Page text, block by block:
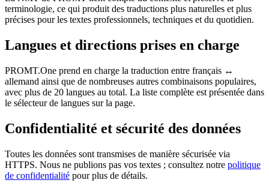
terminologie, ce qui produit des traductions plus naturelles et plus
précises pour les textes professionnels, techniques et du quotidien.
Langues et directions prises en charge
PROMT.One prend en charge la traduction entre français ↔
allemand ainsi que de nombreuses autres combinaisons populaires,
avec plus de 20 langues au total. La liste complète est présentée dans
le sélecteur de langues sur la page.
Confidentialité et sécurité des données
Toutes les données sont transmises de manière sécurisée via
HTTPS. Nous ne publions pas vos textes ; consultez notre politique
de confidentialité pour plus de détails.